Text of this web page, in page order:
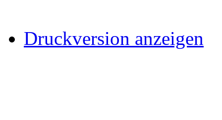
Druckversion anzeigen